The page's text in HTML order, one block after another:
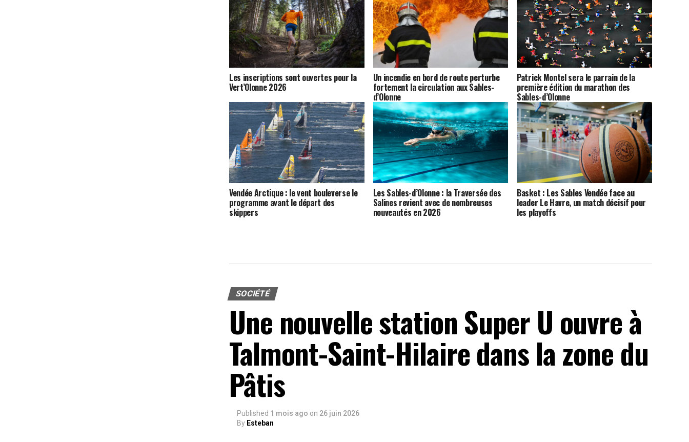
Les inscriptions sont ouvertes pour la
Vert’Olonne 2026
Un incendie en bord de route perturbe
fortement la circulation aux Sables-
d’Olonne
Patrick Montel sera le parrain de la
première édition du marathon des
Sables-d’Olonne
Vendée Arctique : le vent bouleverse le
programme avant le départ des
skippers
Les Sables-d’Olonne : la Traversée des
Salines revient avec de nombreuses
nouveautés en 2026
Basket : Les Sables Vendée face au
leader Le Havre, un match décisif pour
les playoffs
SOCIÉTÉ
Une nouvelle station Super U ouvre à
Talmont-Saint-Hilaire dans la zone du
Pâtis
Published 1 mois ago on 26 juin 2026
By Esteban